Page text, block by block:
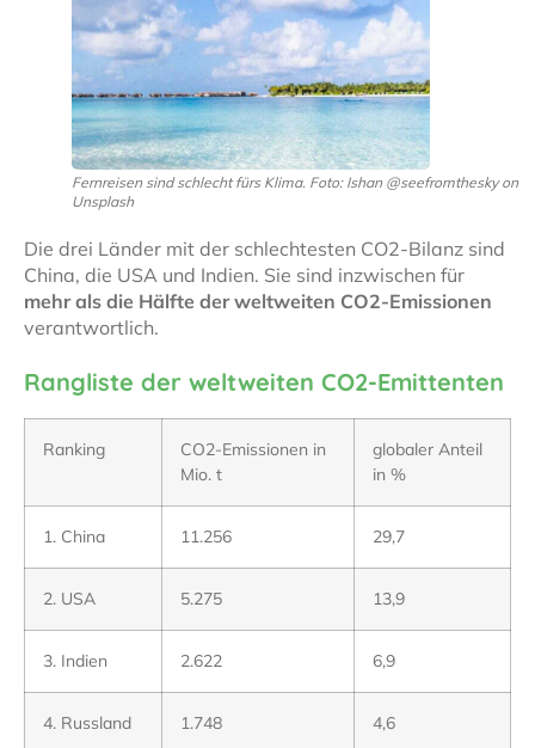
Fernreisen sind schlecht fürs Klima. Foto: Ishan @seefromthesky on
Unsplash
Die drei Länder mit der schlechtesten CO2-Bilanz sind
China, die USA und Indien. Sie sind inzwischen für
mehr als die Hälfte der weltweiten CO2-Emissionen
verantwortlich.
Rangliste der weltweiten CO2-Emittenten
Ranking
CO2-Emissionen in
Mio. t
globaler Anteil
in %
1. China 11.256 29,7
2. USA 5.275 13,9
3. Indien 2.622 6,9
4. Russland 1.748 4,6